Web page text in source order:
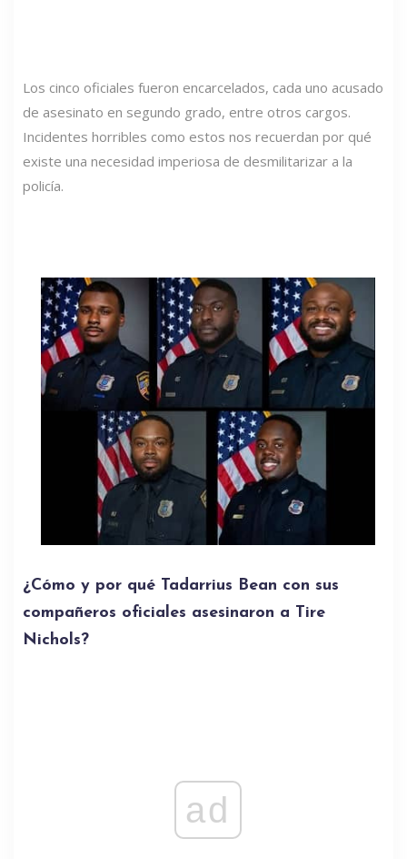
Los cinco oficiales fueron encarcelados, cada uno acusado
de asesinato en segundo grado, entre otros cargos.
Incidentes horribles como estos nos recuerdan por qué
existe una necesidad imperiosa de desmilitarizar a la
policía.
¿Cómo y por qué Tadarrius Bean con sus
compañeros oficiales asesinaron a Tire
Nichols?
ad